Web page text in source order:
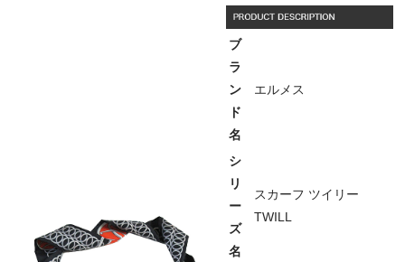
ブ
ラ
ン
ド
名
エルメス
シ
リ
ー
ズ
名
スカーフ ツイリー
TWILL